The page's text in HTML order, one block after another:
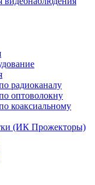
радиоканалу
оптоволокну
коаксиальному
(ИК Прожекторы)